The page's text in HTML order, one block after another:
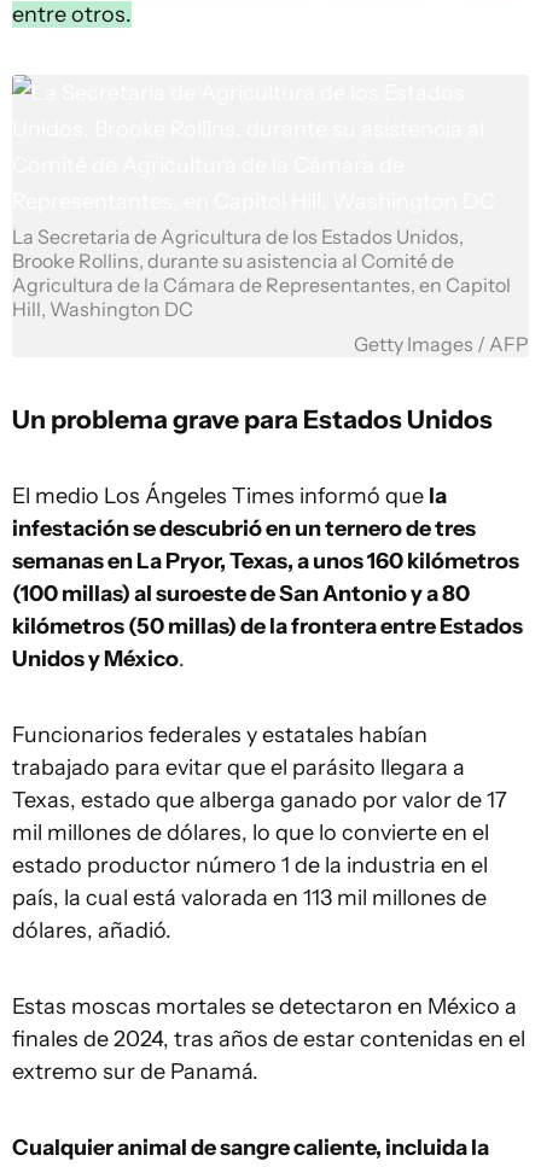
entre otros.
La Secretaria de Agricultura de los Estados Unidos,
Brooke Rollins, durante su asistencia al Comité de
Agricultura de la Cámara de Representantes, en Capitol
Hill, Washington DC
Getty Images / AFP
Un problema grave para Estados Unidos
El medio Los Ángeles Times informó que la
infestación se descubrió en un ternero de tres
semanas en La Pryor, Texas, a unos 160 kilómetros
(100 millas) al suroeste de San Antonio y a 80
kilómetros (50 millas) de la frontera entre Estados
Unidos y México.
Funcionarios federales y estatales habían
trabajado para evitar que el parásito llegara a
Texas, estado que alberga ganado por valor de 17
mil millones de dólares, lo que lo convierte en el
estado productor número 1 de la industria en el
país, la cual está valorada en 113 mil millones de
dólares, añadió.
Estas moscas mortales se detectaron en México a
finales de 2024, tras años de estar contenidas en el
extremo sur de Panamá.
Cualquier animal de sangre caliente, incluida la